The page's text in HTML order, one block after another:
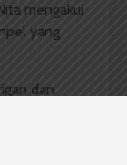
mengakui
yang
dan